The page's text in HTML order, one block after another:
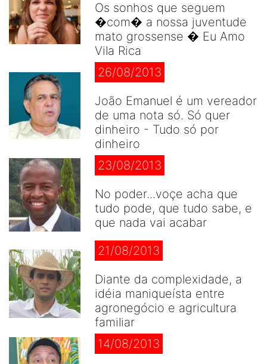
Os sonhos que seguem
�com� a nossa juventude
mato grossense � Eu Amo
Vila Rica
26/08/2013
João Emanuel é um vereador
de uma nota só. Só quer
dinheiro - Tudo só por
dinheiro
23/08/2013
No poder...voçe acha que
tudo pode, que tudo sabe, e
que nada vai acabar
21/08/2013
Diante da complexidade, a
idéia maniqueísta entre
agronegócio e agricultura
familiar
14/08/2013